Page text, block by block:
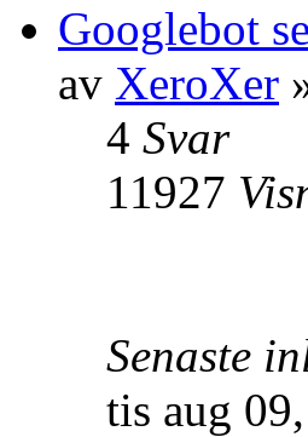
Googlebot
av XeroXer
4 Svar
11927
Senaste
tis aug